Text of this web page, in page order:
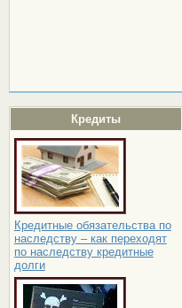
Кредиты
Кредитные обязательства по
наследству – как переходят
по наследству кредитные
долги